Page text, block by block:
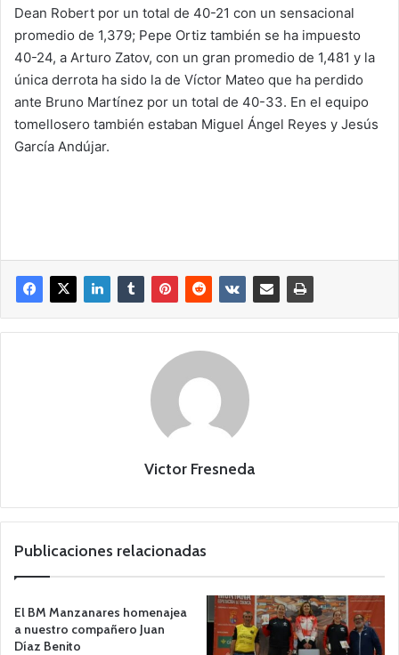
Dean Robert por un total de 40-21 con un sensacional
promedio de 1,379; Pepe Ortiz también se ha impuesto
40-24, a Arturo Zatov, con un gran promedio de 1,481 y la
única derrota ha sido la de Víctor Mateo que ha perdido
ante Bruno Martínez por un total de 40-33. En el equipo
tomellosero también estaban Miguel Ángel Reyes y Jesús
García Andújar.
Victor Fresneda
Publicaciones relacionadas
El BM Manzanares homenajea
a nuestro compañero Juan
Díaz Benito